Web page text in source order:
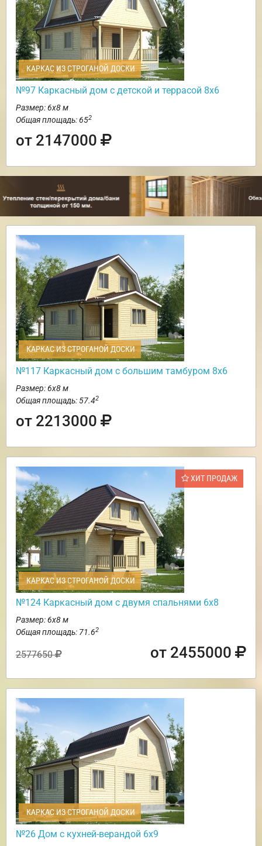
КАРКАС ИЗ СТРОГАНОЙ ДОСКИ
№97 Каркасный дом с детской и террасой 8х6
Размер: 6х8 м
Общая площадь: 652
от 2147000
КАРКАС ИЗ СТРОГАНОЙ ДОСКИ
№117 Каркасный дом с большим тамбуром 8х6
Размер: 6х8 м
Общая площадь: 57.42
от 2213000
ХИТ ПРОДАЖ
КАРКАС ИЗ СТРОГАНОЙ ДОСКИ
№124 Каркасный дом с двумя спальнями 6х8
Размер: 6х8 м
Общая площадь: 71.62
2577650 от 2455000
КАРКАС ИЗ СТРОГАНОЙ ДОСКИ
№26 Дом с кухней-верандой 6х9